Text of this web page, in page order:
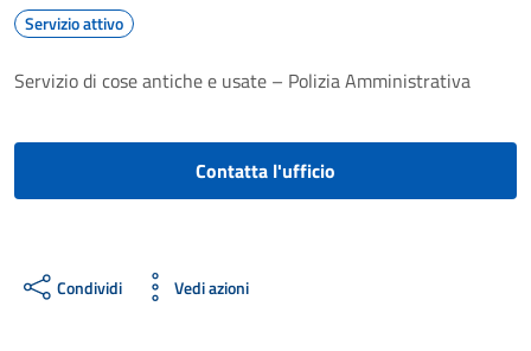
Servizio attivo
Servizio di cose antiche e usate – Polizia Amministrativa
Contatta l'ufficio
Condividi Vedi azioni